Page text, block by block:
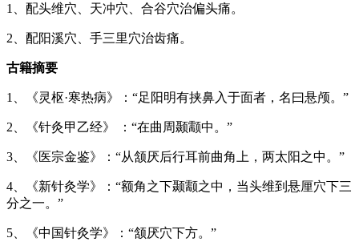
1、配头维穴、天冲穴、合谷穴治偏头痛。
2、配阳溪穴、手三里穴治齿痛。
古籍摘要
1、《灵枢·寒热病》：“足阳明有挟鼻入于面者，名曰悬颅。”
2、《针灸甲乙经》 ：“在曲周颞颥中。”
3、《医宗金鉴》：“从颔厌后行耳前曲角上，两太阳之中。”
4、《新针灸学》：“额角之下颞颥之中，当头维到悬厘穴下三
分之一。”
5、《中国针灸学》：“颔厌穴下方。”